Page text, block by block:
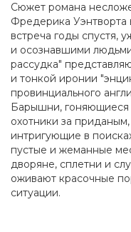
Сюжет романа
Фредерика Уэнтворта
встреча годы спустя,
и осознавшими
рассудка"
и тонкой иронии
провинциального
Барышни, гоняющиеся
охотники за
интригующие в
пустые и жеманные
дворяне, сплетни и
оживают красочные
ситуации.